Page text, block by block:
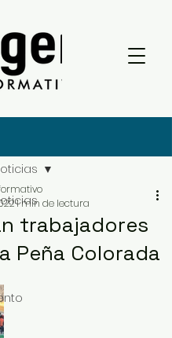
trabajadores
Peña Colorada
1 min de lectura